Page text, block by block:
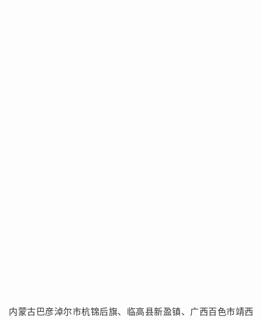
内蒙古巴彦淖尔市杭锦后旗、临高县新盈镇、广西百色市靖西